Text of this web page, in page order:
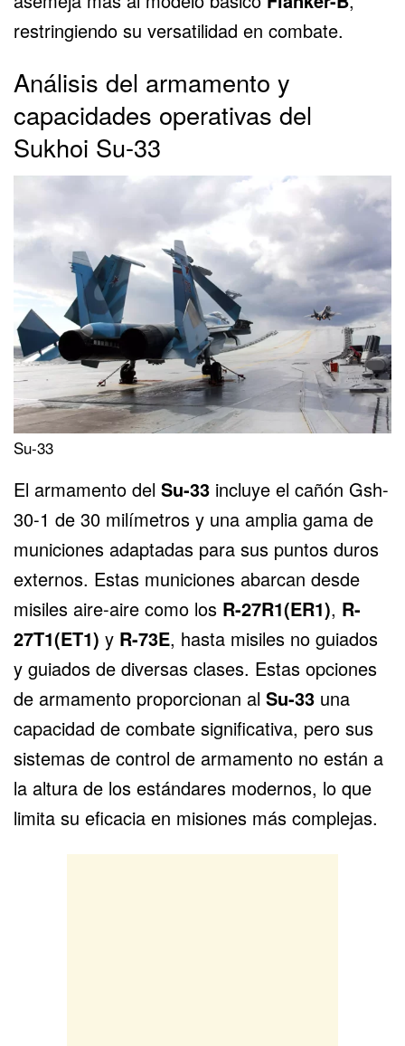
restringiendo su versatilidad en combate.
Análisis del armamento y
capacidades operativas del
Sukhoi Su-33
Su-33
El armamento del Su-33 incluye el cañón Gsh-
30-1 de 30 milímetros y una amplia gama de
municiones adaptadas para sus puntos duros
externos. Estas municiones abarcan desde
misiles aire-aire como los R-27R1(ER1), R-
27T1(ET1) y R-73E, hasta misiles no guiados
y guiados de diversas clases. Estas opciones
de armamento proporcionan al Su-33 una
capacidad de combate significativa, pero sus
sistemas de control de armamento no están a
la altura de los estándares modernos, lo que
limita su eficacia en misiones más complejas.